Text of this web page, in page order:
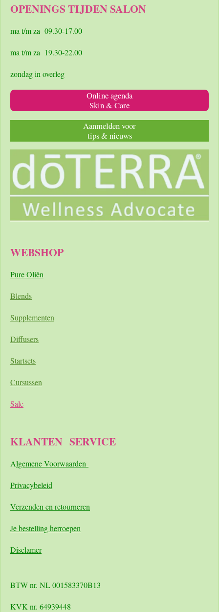
b
o
a
r
m
s
p
OPENINGS TIJDEN SALON
ma t/m za 09.30-17.00
ma t/m za 19.30-22.00
zondag in overleg
Online agenda
Skin & Care
Aanmelden voor
tips & nieuws
WEBSHOP
Pure Oliën
Blends
Supplementen
Diffusers
Startsets
Cursussen
Sale
KLANTEN SERVICE
Algemene Voorwaarden
Privacybeleid
Verzenden en retourneren
Je bestelling herroepen
Disclamer
BTW nr. NL 001583370B13
KVK nr. 64939448